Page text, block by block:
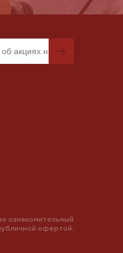
ознакомительный
офертой.